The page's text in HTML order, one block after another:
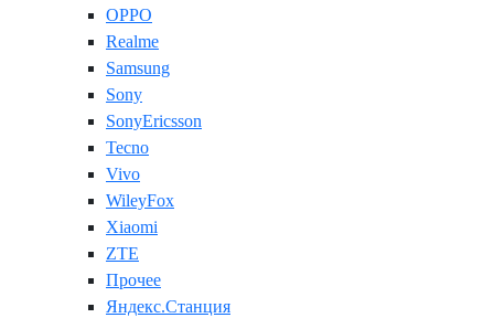
OPPO
Realme
Samsung
Sony
SonyEricsson
Tecno
Vivo
WileyFox
Xiaomi
ZTE
Прочее
Яндекс.Станция